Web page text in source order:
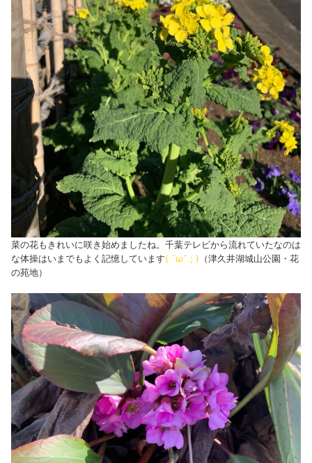
菜の花もきれいに咲き始めましたね。千葉テレビから流れていたなのは
な体操はいまでもよく記憶しています( ˘ω˘ ; ) （津久井湖城山公園・花
の苑地）